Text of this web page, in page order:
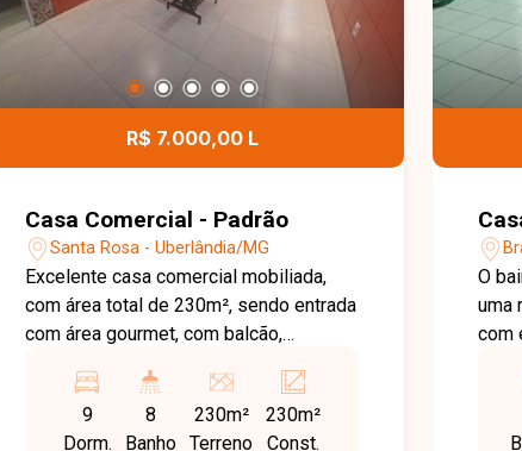
R$ 7.000,00 L
Casa Comercial - Padrão
Santa Rosa - Uberlândia/MG
Excelente casa comercial mobiliada,
com área total de 230m², sendo entrada
com área gourmet, com balcão,
iluminação e sanca de gesso, 09
quartos sendo, 06 suítes completas,
9
Dorm.
8
Banho
230m²
Terreno
230m²
Const.
O
uma
com